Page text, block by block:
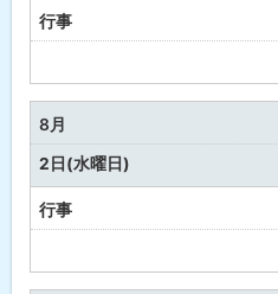
行事
定
な
し
8月
2日(水曜日)
行事
定